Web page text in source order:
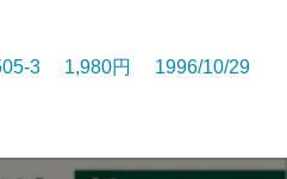
3 1,980円 1996/10/29